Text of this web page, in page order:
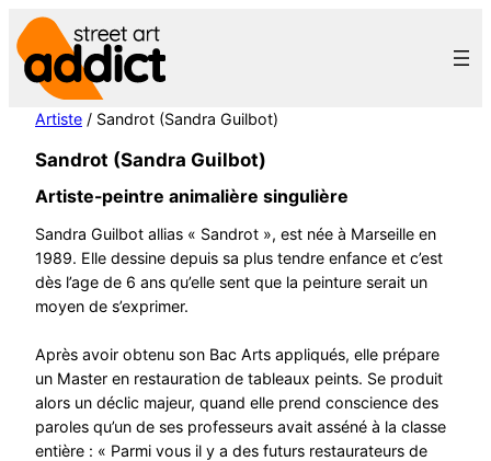
Aller
au
contenu
Artiste / Sandrot (Sandra Guilbot)
Sandrot (Sandra Guilbot)
Artiste-peintre animalière singulière
Sandra Guilbot allias « Sandrot », est née à Marseille en
1989. Elle dessine depuis sa plus tendre enfance et c’est
dès l’age de 6 ans qu’elle sent que la peinture serait un
moyen de s’exprimer.
Après avoir obtenu son Bac Arts appliqués, elle prépare
un Master en restauration de tableaux peints. Se produit
alors un déclic majeur, quand elle prend conscience des
paroles qu’un de ses professeurs avait asséné à la classe
entière : « Parmi vous il y a des futurs restaurateurs de